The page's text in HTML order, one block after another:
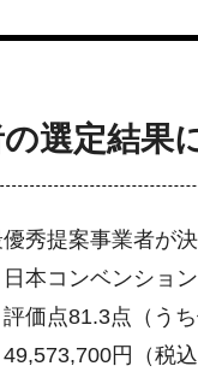
選定結果
秀提案事業者が
本コンベンショ
価点81.3点（うち
円（税込